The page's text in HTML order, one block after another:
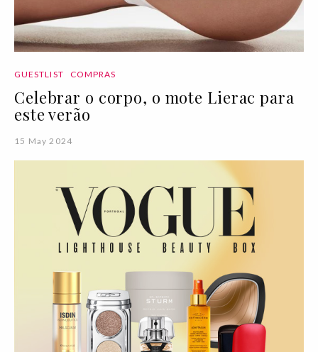
GUESTLIST COMPRAS
Celebrar o corpo, o mote Lierac para
este verão
15 May 2024